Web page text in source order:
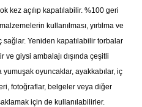
kez açılıp kapatılabilir. %100 geri
kullanılması, yırtılma ve
sağlar. Yeniden kapatılabilir torbalar
ve giysi ambalajı dışında çeşitli
oyuncaklar, ayakkabılar, iç
fotoğraflar, belgeler veya diğer
için de kullanılabilirler.